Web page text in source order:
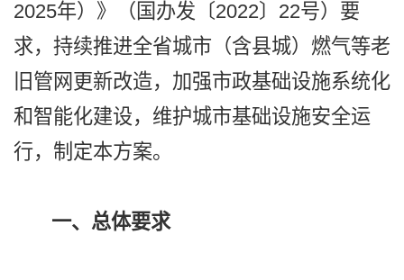
2025年）》（国办发〔2022〕22号）要
求，持续推进全省城市（含县城）燃气等老
旧管网更新改造，加强市政基础设施系统化
和智能化建设，维护城市基础设施安全运
行，制定本方案。
一、总体要求